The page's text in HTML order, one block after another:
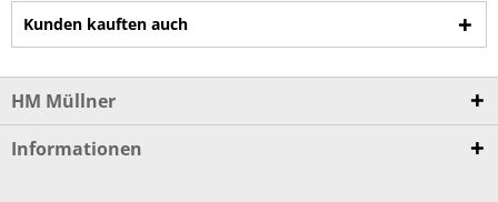
Kunden kauften auch
HM Müllner
Informationen